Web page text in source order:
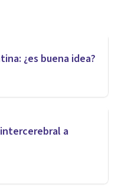
¿es buena idea?
a